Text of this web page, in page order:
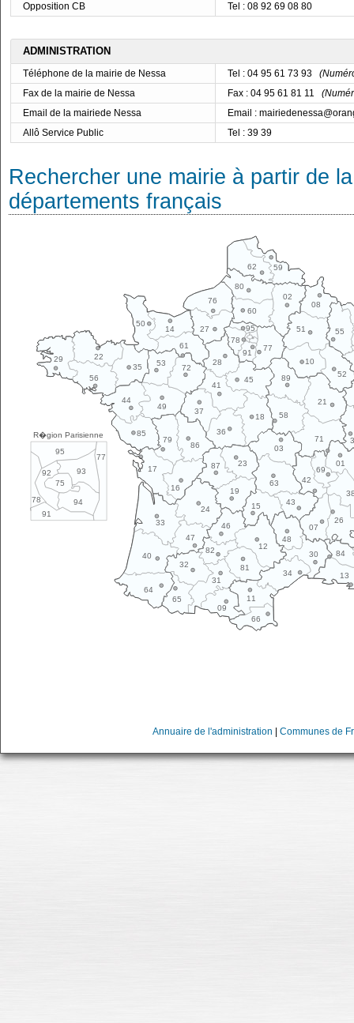
Opposition CB
Tel : 08 92 69 08 80
ADMINISTRATION
Téléphone de la mairie de Nessa Tel : 04 95 61 73 93
Fax de la mairie de Nessa
Fax : 04 95 61 81 11
Email de la mairiede Nessa
Email :
Allô Service Public
Tel : 39 39
Rechercher une mairie à partir de
départements français
R�gion Parisienne
77
78
91
95
93
75
94
92
10
11
12
13
14
15
16
17
18
19
21
22
23
24
26
27
28
29
30
31
32
33
34
35
36
37
40
41
42
43
44
45
46
47
48
49
50
51
52
53
55
56
58
59
60
61
62
63
64
65
66
69
01
02
03
07
08
09
71
72
76
77
78
79
80
81
82 84
85
86
87
89
91
95
Annuaire de l'administration Communes de